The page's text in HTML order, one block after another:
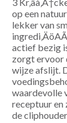
op een
lekker van
actief bezig
zorgt ervoor
wijze afslijt.
waardevolle
receptuur en
de cliphouder